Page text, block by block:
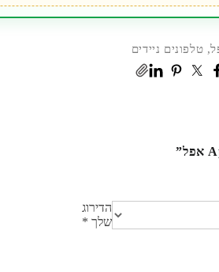
, טלפונים ניידים
הדירוג
שלך *